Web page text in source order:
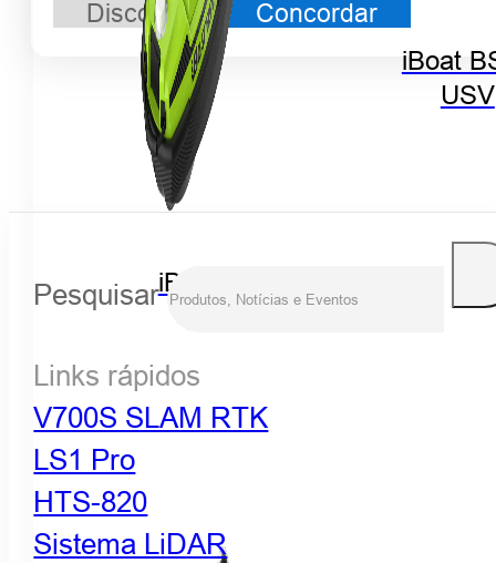
iBoat BS12
GEN2
iBoat
USV
Discordo Concordar
Pesquisar
Links rápidos
V700S SLAM RTK
LS1 Pro
HTS-820
Sistema LiDAR